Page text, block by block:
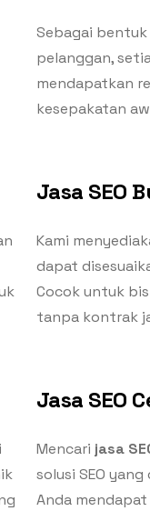
Sebagai
pelanggan,
mendapatkan
kesepakatan
Jasa SEO
Kami
dapat
Cocok untuk
tanpa kontrak
Jasa SEO
Mencari jasa
solusi SEO
Anda